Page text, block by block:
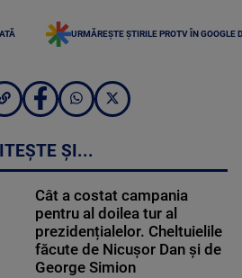
URMĂREȘTE ȘTIRILE PROTV ÎN GOOGLE
ȘI...
Cât a costat campania
pentru al doilea tur al
prezidențialelor. Cheltuielile
făcute de Nicușor Dan și de
George Simion